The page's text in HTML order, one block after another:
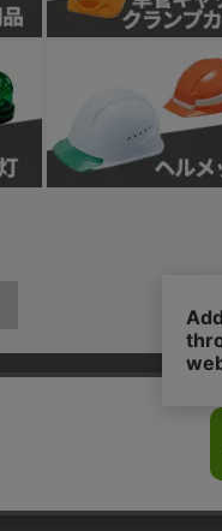
の使用に関しては、「